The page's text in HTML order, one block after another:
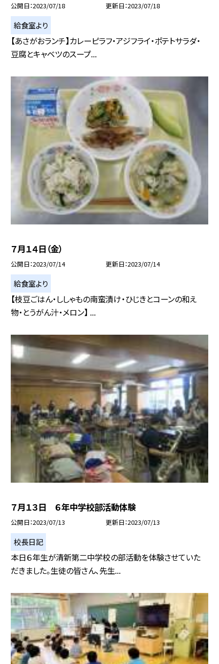
公開日 2023/07/18 更新日 2023/07/18
給食室より
【あさがおランチ】カレーピラフ・アジフライ・ポテトサラダ・
豆腐とキャベツのスープ...
７月１４日（金）
公開日 2023/07/14 更新日 2023/07/14
給食室より
【枝豆ごはん・ししゃもの南蛮漬け・ひじきとコーンの和え
物・とうがん汁・メロン】 ...
７月１３日 ６年中学校部活動体験
公開日 2023/07/13 更新日 2023/07/13
校長日記
本日６年生が清新第二中学校の部活動を体験させていた
だきました。生徒の皆さん、先生...